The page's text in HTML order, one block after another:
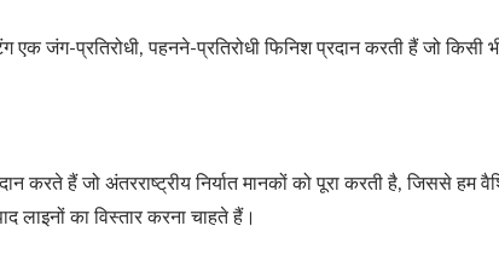
एक जंग-प्रतिरोधी, पहनने-प्रतिरोधी फिनिश प्रदान करती हैं जो
करते हैं जो अंतरराष्ट्रीय निर्यात मानकों को पूरा करती है, जिससे हम
लाइनों का विस्तार करना चाहते हैं।